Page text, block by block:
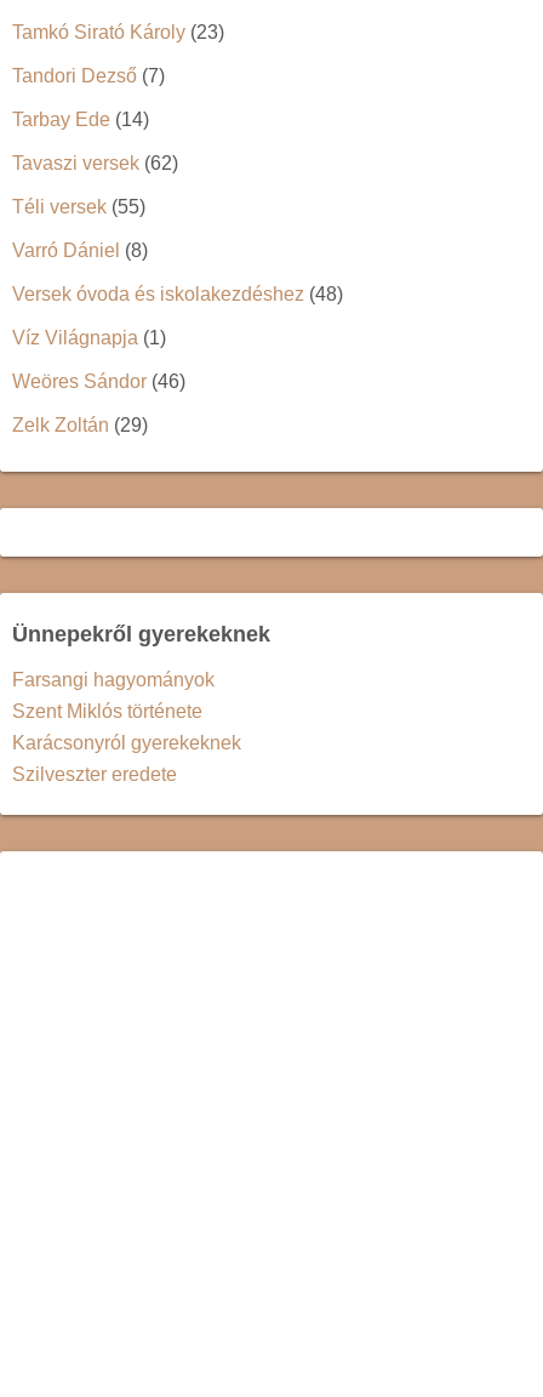
Tamkó Sirató Károly (23)
Tandori Dezső (7)
Tarbay Ede (14)
Tavaszi versek (62)
Téli versek (55)
Varró Dániel (8)
Versek óvoda és iskolakezdéshez (48)
Víz Világnapja (1)
Weöres Sándor (46)
Zelk Zoltán (29)
Ünnepekről gyerekeknek
Farsangi hagyományok
Szent Miklós története
Karácsonyról gyerekeknek
Szilveszter eredete